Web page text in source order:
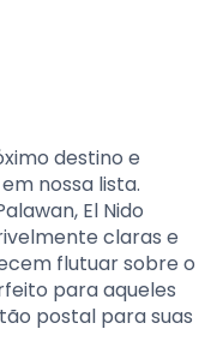
destino e
nossa lista.
El Nido
claras e
flutuar sobre o
para aqueles
postal para suas